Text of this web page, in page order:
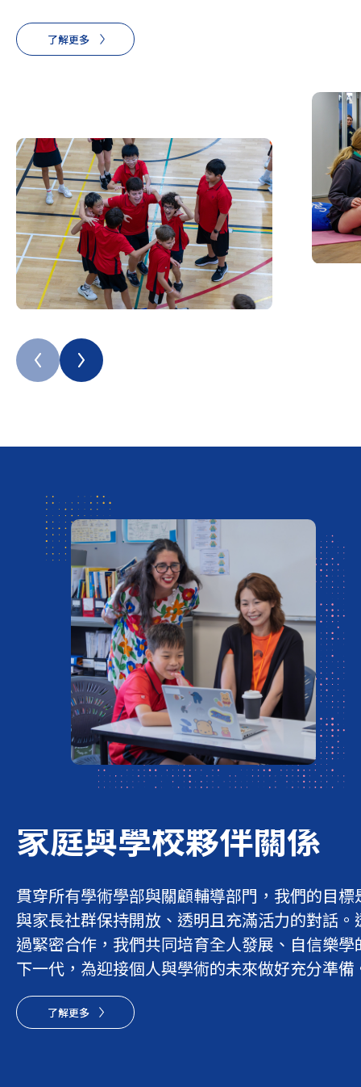
了解更多
家庭與學校夥伴關係
貫穿所有學術學部與關顧輔導部門，我們的目標
與家長社群保持開放、透明且充滿活力的對話。
過緊密合作，我們共同培育全人發展、自信樂學
下一代，為迎接個人與學術的未來做好充分準備
了解更多